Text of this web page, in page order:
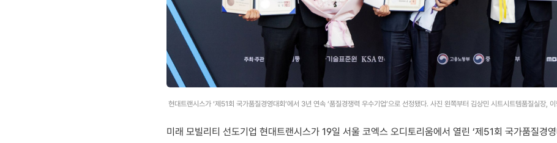
현대트랜시스가 ‘제51회 국가품질경영대회’에서 3년 연속 ‘품질경쟁력 우수기업’으로 선정됐다. 사진 왼쪽부터 김상민 시트시트템품질실장,
미래 모빌리티 선도기업 현대트랜시스가 19일 서울 코엑스 오디토리움에서 열린 ‘제51회 국가품질경